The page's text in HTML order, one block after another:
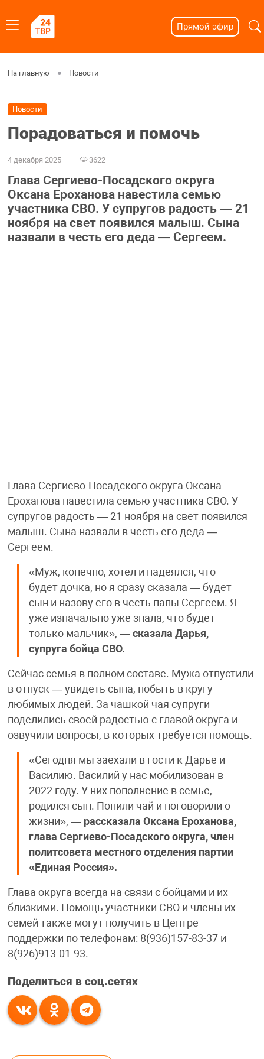
Прямой эфир
На главную Новости
Новости
Порадоваться и помочь
4 декабря 2025 3622
Глава Сергиево-Посадского округа
Оксана Ероханова навестила семью
участника СВО. У супругов радость — 21
ноября на свет появился малыш. Сына
назвали в честь его деда — Сергеем.
Глава Сергиево-Посадского округа Оксана
Ероханова навестила семью участника СВО. У
супругов радость — 21 ноября на свет появился
малыш. Сына назвали в честь его деда —
Сергеем.
«Муж, конечно, хотел и надеялся, что
будет дочка, но я сразу сказала — будет
сын и назову его в честь папы Сергеем. Я
уже изначально уже знала, что будет
только мальчик», — сказала Дарья,
супруга бойца СВО.
Сейчас семья в полном составе. Мужа отпустили
в отпуск — увидеть сына, побыть в кругу
любимых людей. За чашкой чая супруги
поделились своей радостью с главой округа и
озвучили вопросы, в которых требуется помощь.
«Сегодня мы заехали в гости к Дарье и
Василию. Василий у нас мобилизован в
2022 году. У них пополнение в семье,
родился сын. Попили чай и поговорили о
жизни», —рассказала Оксана Ероханова,
глава Сергиево-Посадского округа, член
политсовета местного отделения партии
«Единая Россия».
Глава округа всегда на связи с бойцами и их
близкими. Помощь участники СВО и члены их
семей также могут получить в Центре
поддержки по телефонам: 8(936)157-83-37 и
8(926)913-01-93.
Поделиться в соц.сетях